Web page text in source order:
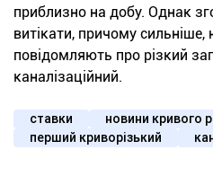
приблизно на добу. Однак
витікати, причому
повідомляють про різкий
каналізаційний.
ставки
новини кривого
перший криворізький